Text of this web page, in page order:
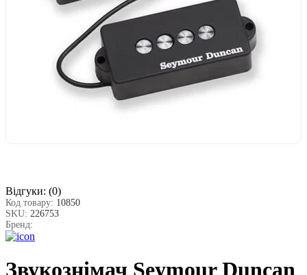
Відгуки: (0)
Код товару: 10850
SKU: 226753
Бренд:
Звукознімач Seymour Duncan